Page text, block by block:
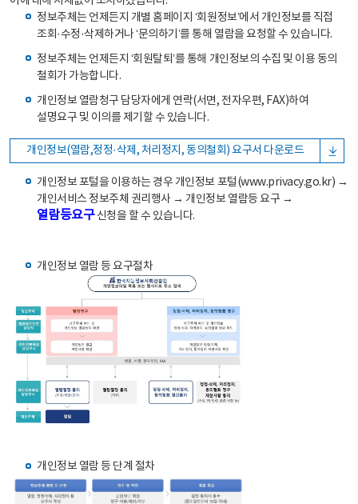
정보주체는 언제든지 개별 홈페이지 ‘회원정보’에서 개인정보를 직접
조회·수정·삭제하거나 ‘문의하기’를 통해 열람을 요청할 수 있습니다.
정보주체는 언제든지 ‘회원탈퇴’를 통해 개인정보의 수집 및 이용 동의
철회가 가능합니다.
개인정보 열람청구 담당자에게 연락(서면, 전자우편, FAX)하여
설명요구 및 이의를 제기할 수 있습니다.
개인정보(열람,정정·삭제, 처리정지, 동의철회) 요구서 다운로드
개인정보 포털을 이용하는 경우 개인정보 포털(www.privacy.go.kr) →
개인서비스 정보주체 권리행사 → 개인정보 열람등 요구 →
열람등요구신청을 할 수 있습니다.
개인정보 열람 등 요구절차
개인정보 열람 등 단계 절차